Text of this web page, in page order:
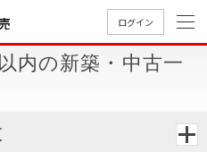
ログイン
内の新築・中古一